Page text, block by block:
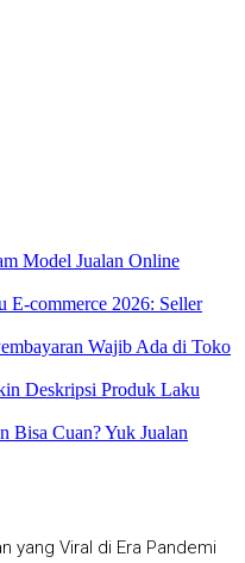
Model Jualan Online
E-commerce 2026: Seller
Wajib Ada di Toko
Deskripsi Produk Laku
Bisa Cuan? Yuk Jualan
yang Viral di Era Pandemi